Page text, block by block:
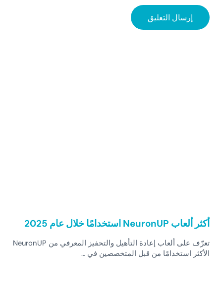
أكثر ألعاب NeuronUP استخدامًا خلال عام 2025
تعرّف على ألعاب إعادة التأهيل والتحفيز المعرفي من NeuronUP
الأكثر استخدامًا من قبل المتخصصين في …